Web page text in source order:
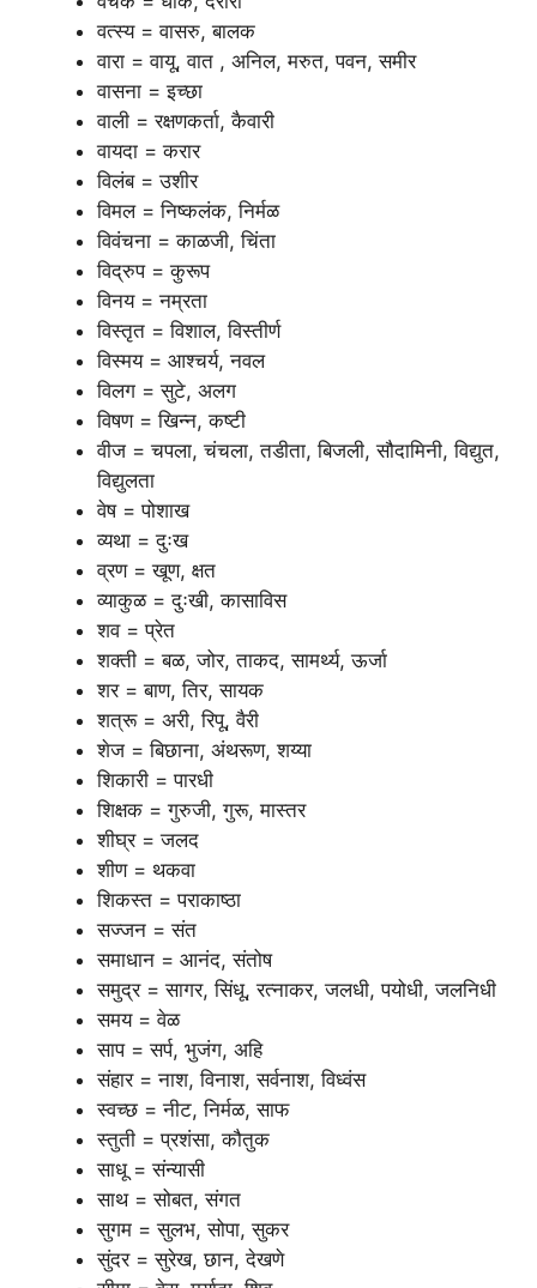
वत्स्य = वासरु, बालक
वारा = वायू, वात , अनिल, मरुत, पवन, समीर
वासना = इच्छा
वाली = रक्षणकर्ता, कैवारी
वायदा = करार
विलंब = उशीर
विमल = निष्कलंक, निर्मळ
विवंचना = काळजी, चिंता
विद्रुप = कुरूप
विनय = नम्रता
विस्तृत = विशाल, विस्तीर्ण
विस्मय = आश्चर्य, नवल
विलग = सुटे, अलग
विषण = खिन्न, कष्टी
वीज = चपला, चंचला, तडीता, बिजली, सौदामिनी, विद्युत,
विद्युलता
वेष = पोशाख
व्यथा = दुःख
व्रण = खूण, क्षत
व्याकुळ = दुःखी, कासाविस
शव = प्रेत
शक्ती = बळ, जोर, ताकद, सामर्थ्य, ऊर्जा
शर = बाण, तिर, सायक
शत्रू = अरी, रिपू, वैरी
शेज = बिछाना, अंथरूण, शय्या
शिकारी = पारधी
शिक्षक = गुरुजी, गुरू, मास्तर
शीघ्र = जलद
शीण = थकवा
शिकस्त = पराकाष्ठा
सज्जन = संत
समाधान = आनंद, संतोष
समुद्र = सागर, सिंधू, रत्नाकर, जलधी, पयोधी, जलनिधी
समय = वेळ
साप = सर्प, भुजंग, अहि
संहार = नाश, विनाश, सर्वनाश, विध्वंस
स्वच्छ = नीट, निर्मळ, साफ
स्तुती = प्रशंसा, कौतुक
साधू = संन्यासी
साथ = सोबत, संगत
सुगम = सुलभ, सोपा, सुकर
सुंदर = सुरेख, छान, देखणे